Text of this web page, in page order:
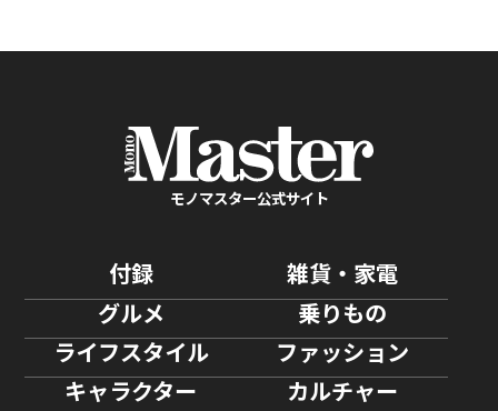
モノマスター公式サイト
付録
雑貨・家電
グルメ
乗りもの
ライフスタイル
ファッション
キャラクター
カルチャー